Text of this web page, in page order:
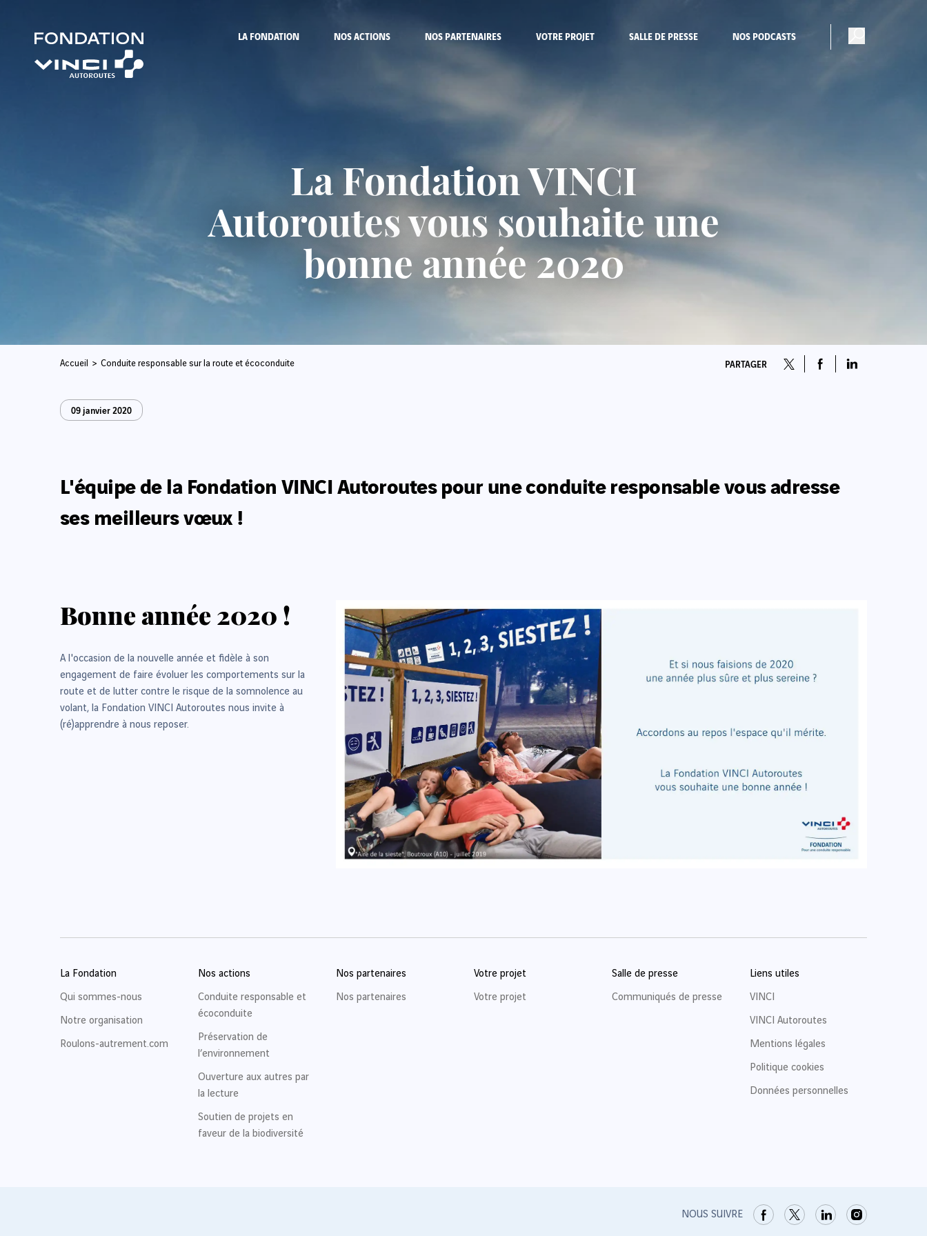
LA FONDATION NOS ACTIONS NOS PARTENAIRES VOTRE PROJET SALLE DE PRESSE NOS PODCASTS
La Fondation VINCI
Autoroutes vous souhaite une
bonne année 2020
Accueil Conduite responsable sur la route et écoconduite PARTAGER
09 janvier 2020
L'équipe de la Fondation VINCI Autoroutes pour une conduite responsable vous adresse
ses meilleurs vœux !
Bonne année 2020 !
A l'occasion de la nouvelle année et fidèle à son
engagement de faire évoluer les comportements sur la
route et de lutter contre le risque de la somnolence au
volant, la Fondation VINCI Autoroutes nous invite à
(ré)apprendre à nous reposer.
La Fondation
Qui sommes-nous
Notre organisation
Roulons-autrement.com
Nos actions
Conduite responsable et
écoconduite
Préservation de
l’environnement
Ouverture aux autres par
la lecture
Soutien de projets en
faveur de la biodiversité
Nos partenaires
Nos partenaires
Votre projet
Votre projet
Salle de presse
Communiqués de presse
Liens utiles
VINCI
VINCI Autoroutes
Mentions légales
Politique cookies
Données personnelles
NOUS SUIVRE